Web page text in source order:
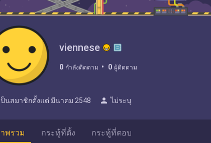
viennese
0 กำลังติดตาม 0 ผู้ติดตาม
ป็นสมาชิกตั้งแต่ มีนาคม 2548 person ไม่ระบุ
พรวม กระทู้ที่ตั้ง กระทู้ที่ตอบ